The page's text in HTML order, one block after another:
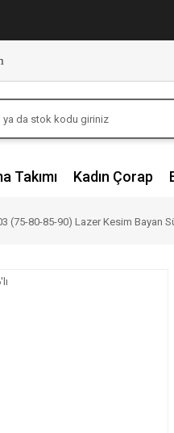
Takımı Kadın Çorap
(75-80-85-90) Lazer Kesim Bayan